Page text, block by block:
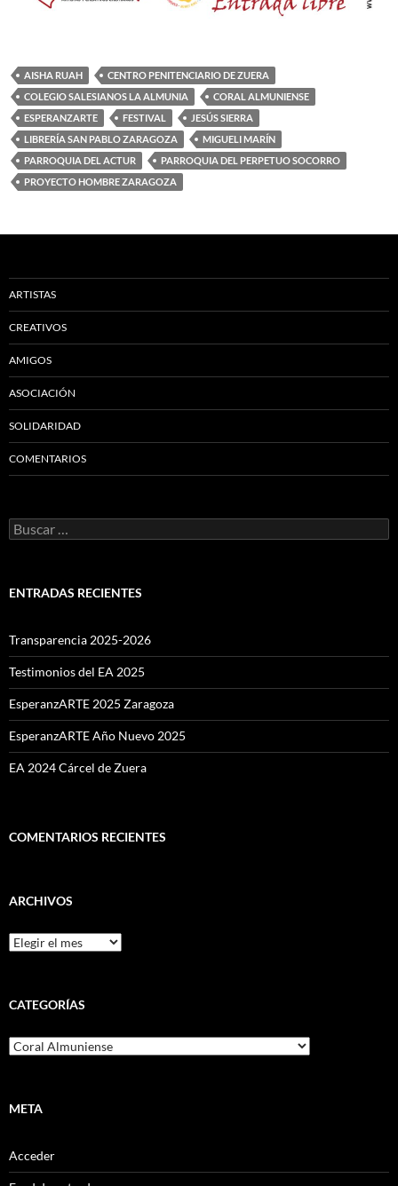
AISHA RUAH
CENTRO PENITENCIARIO DE ZUERA
COLEGIO SALESIANOS LA ALMUNIA
CORAL ALMUNIENSE
ESPERANZARTE
FESTIVAL
JESÚS SIERRA
LIBRERÍA SAN PABLO ZARAGOZA
MIGUELI MARÍN
PARROQUIA DEL ACTUR
PARROQUIA DEL PERPETUO SOCORRO
PROYECTO HOMBRE ZARAGOZA
ARTISTAS
CREATIVOS
AMIGOS
ASOCIACIÓN
SOLIDARIDAD
COMENTARIOS
Buscar:
ENTRADAS RECIENTES
Transparencia 2025-2026
Testimonios del EA 2025
EsperanzARTE 2025 Zaragoza
EsperanzARTE Año Nuevo 2025
EA 2024 Cárcel de Zuera
COMENTARIOS RECIENTES
ARCHIVOS
Archivos
CATEGORÍAS
Categorías
META
Acceder